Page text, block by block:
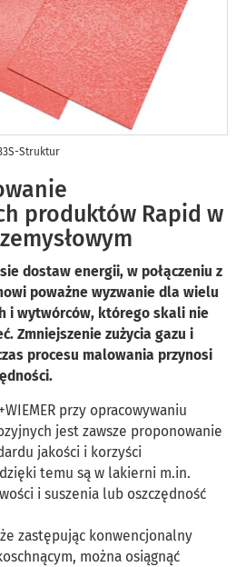
Struktur
produktów Rapid w
dostaw energii, w połączeniu z
poważne wyzwanie dla wielu
i wytwórców, którego skali nie
Zmniejszenie zużycia gazu i
procesu malowania przynosi
przy opracowywaniu
jest zawsze proponowanie
jakości i korzyści
temu są w lakierni m.in.
i suszenia lub oszczędność
zastępując konwencjonalny
można osiągnąć